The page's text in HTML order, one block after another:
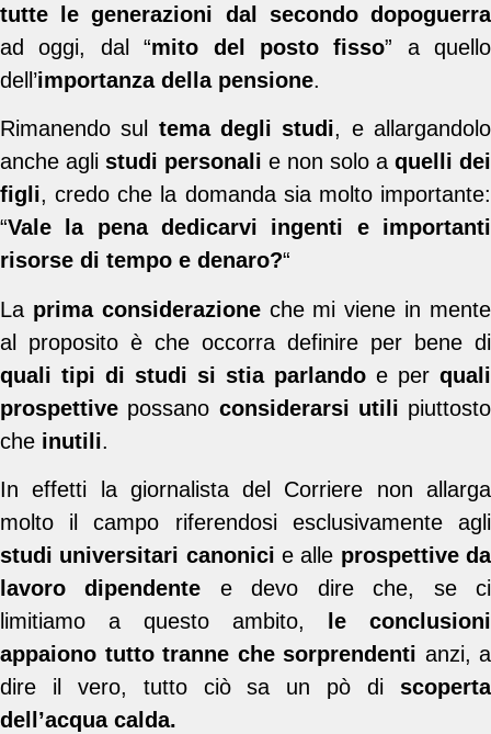
tutte le generazioni dal secondo dopoguerra
ad oggi, dal “mito del posto fisso” a quello
dell’importanza della pensione.
Rimanendo sul tema degli studi, e allargandolo
anche agli studi personali e non solo a quelli dei
figli, credo che la domanda sia molto importante:
“Vale la pena dedicarvi ingenti e importanti
risorse di tempo e denaro?“
La prima considerazioneche mi viene in mente
al proposito è che occorra definire per bene di
quali tipi di studi si stia parlando e per quali
prospettive possano considerarsi utili piuttosto
che inutili.
In effetti la giornalista del Corriere non allarga
molto il campo riferendosi esclusivamente agli
studi universitari canonici e alle prospettive da
lavoro dipendente e devo dire che, se ci
limitiamo a questo ambito,
le conclusioni
appaiono tutto tranne che sorprendenti anzi, a
dire il vero, tutto ciò sa un pò di scoperta
dell’acqua calda.